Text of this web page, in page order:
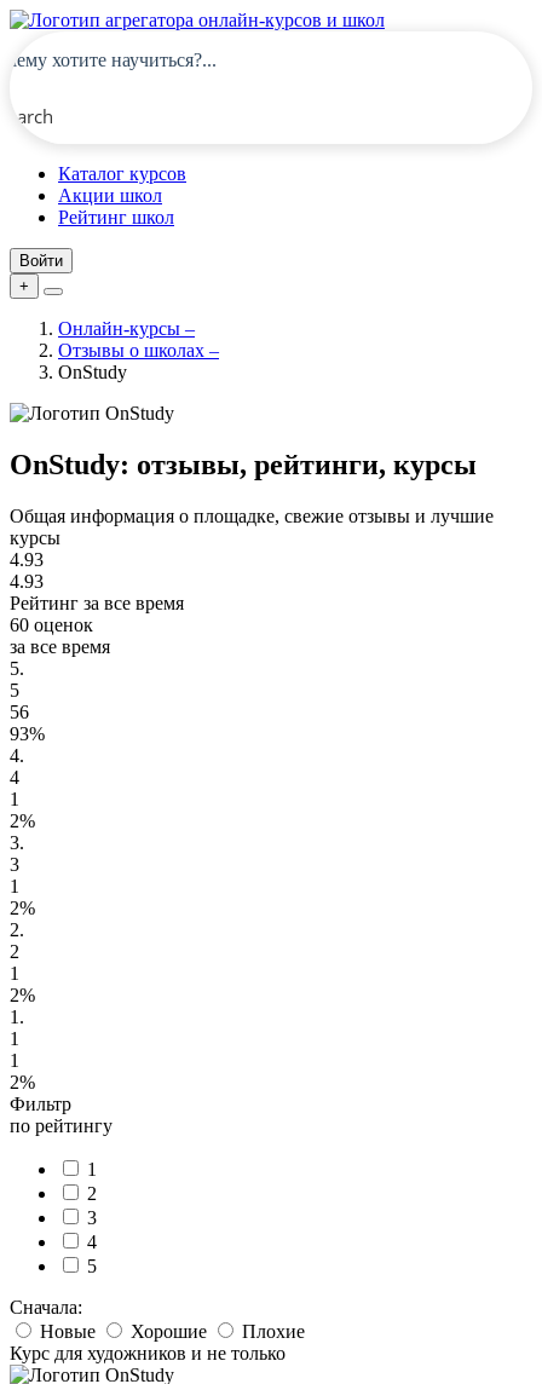
Каталог курсов
Акции школ
Рейтинг школ
Войти
+
Онлайн-курсы –
Отзывы о школах –
OnStudy
OnStudy: отзывы, рейтинги, курсы
Общая информация о площадке, свежие отзывы и лучшие
курсы
4.93
4.93
Рейтинг за все время
60 оценок
за все время
5.
5
56
93%
4.
4
1
2%
3.
3
1
2%
2.
2
1
2%
1.
1
1
2%
Фильтр
по рейтингу
1
2
3
4
5
Сначала:
Новые
Хорошие
Плохие
Курс для художников и не только